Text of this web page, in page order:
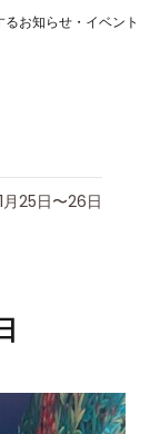
お知らせ・イベント
25日〜26日